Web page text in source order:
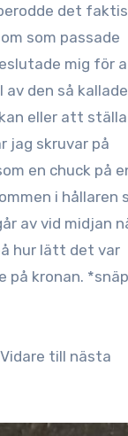
det
som passade
mig för
den så kallade
eller att ställa
jag skruvar på
en chuck på
i hållaren
av vid midjan
hur lätt det var
på kronan.
till nästa